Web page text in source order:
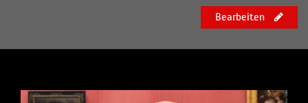
Bearbeiten